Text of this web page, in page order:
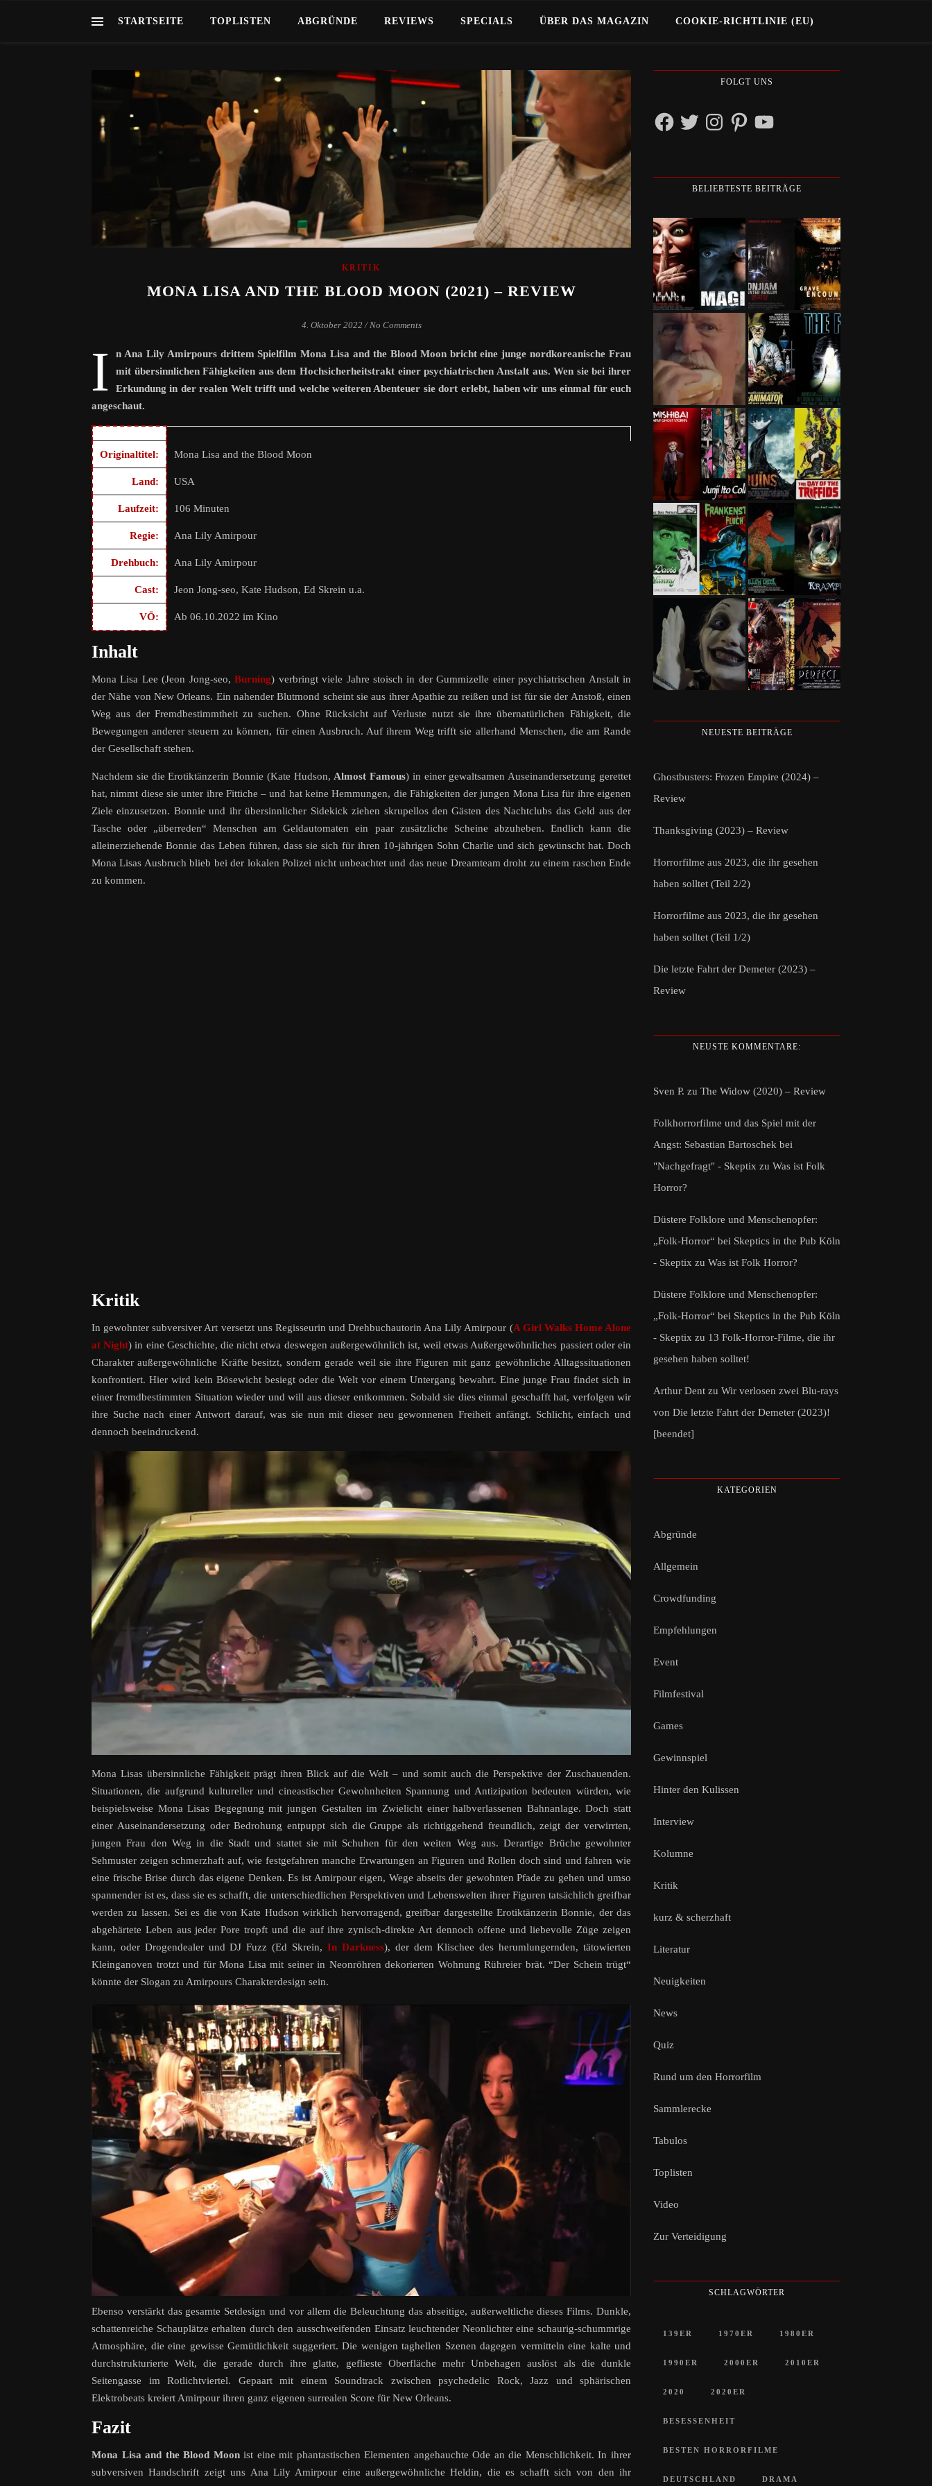
STARTSEITE TOPLISTEN ABGRÜNDE REVIEWS SPECIALS ÜBER DAS MAGAZIN COOKIE-RICHTLINIE (EU)
KRITIK
MONA LISA AND THE BLOOD MOON (2021) – REVIEW
4. Oktober 2022 / No Comments
I
n Ana Lily Amirpours drittem Spielfilm Mona Lisa and the Blood Moon bricht eine junge nordkoreanische Frau
mit übersinnlichen Fähigkeiten aus dem Hochsicherheitstrakt einer psychiatrischen Anstalt aus. Wen sie bei ihrer
Erkundung in der realen Welt trifft und welche weiteren Abenteuer sie dort erlebt, haben wir uns einmal für euch
angeschaut.
Originaltitel: Mona Lisa and the Blood Moon
Land: USA
Laufzeit: 106 Minuten
Regie: Ana Lily Amirpour
Drehbuch: Ana Lily Amirpour
Cast: Jeon Jong-seo, Kate Hudson, Ed Skrein u.a.
VÖ: Ab 06.10.2022 im Kino
Inhalt
Mona Lisa Lee (Jeon Jong-seo,Burning) verbringt viele Jahre stoisch in der Gummizelle einer psychiatrischen Anstalt in
der Nähe von New Orleans. Ein nahender Blutmond scheint sie aus ihrer Apathie zu reißen und ist für sie der Anstoß, einen
Weg aus der Fremdbestimmtheit zu suchen. Ohne Rücksicht auf Verluste nutzt sie ihre übernatürlichen Fähigkeit, die
Bewegungen anderer steuern zu können, für einen Ausbruch. Auf ihrem Weg trifft sie allerhand Menschen, die am Rande
der Gesellschaft stehen.
Nachdem sie die Erotiktänzerin Bonnie (Kate Hudson,Almost Famous) in einer gewaltsamen Auseinandersetzung gerettet
hat, nimmt diese sie unter ihre Fittiche – und hat keine Hemmungen, die Fähigkeiten der jungen Mona Lisa für ihre eigenen
Ziele einzusetzen. Bonnie und ihr übersinnlicher Sidekick ziehen skrupellos den Gästen des Nachtclubs das Geld aus der
Tasche oder „überreden“ Menschen am Geldautomaten ein paar zusätzliche Scheine abzuheben. Endlich kann die
alleinerziehende Bonnie das Leben führen, dass sie sich für ihren 10-jährigen Sohn Charlie und sich gewünscht hat. Doch
Mona Lisas Ausbruch blieb bei der lokalen Polizei nicht unbeachtet und das neue Dreamteam droht zu einem raschen Ende
zu kommen.
Kritik
In gewohnter subversiver Art versetzt uns Regisseurin und Drehbuchautorin Ana Lily Amirpour (A Girl Walks Home Alone
at Night) in eine Geschichte, die nicht etwa deswegen außergewöhnlich ist, weil etwas Außergewöhnliches passiert oder ein
Charakter außergewöhnliche Kräfte besitzt, sondern gerade weil sie ihre Figuren mit ganz gewöhnliche Alltagssituationen
konfrontiert. Hier wird kein Bösewicht besiegt oder die Welt vor einem Untergang bewahrt. Eine junge Frau findet sich in
einer fremdbestimmten Situation wieder und will aus dieser entkommen. Sobald sie dies einmal geschafft hat, verfolgen wir
ihre Suche nach einer Antwort darauf, was sie nun mit dieser neu gewonnenen Freiheit anfängt. Schlicht, einfach und
dennoch beeindruckend.
Mona Lisas übersinnliche Fähigkeit prägt ihren Blick auf die Welt – und somit auch die Perspektive der Zuschauenden.
Situationen, die aufgrund kultureller und cineastischer Gewohnheiten Spannung und Antizipation bedeuten würden, wie
beispielsweise Mona Lisas Begegnung mit jungen Gestalten im Zwielicht einer halbverlassenen Bahnanlage. Doch statt
einer Auseinandersetzung oder Bedrohung entpuppt sich die Gruppe als richtiggehend freundlich, zeigt der verwirrten,
jungen Frau den Weg in die Stadt und stattet sie mit Schuhen für den weiten Weg aus. Derartige Brüche gewohnter
Sehmuster zeigen schmerzhaft auf, wie festgefahren manche Erwartungen an Figuren und Rollen doch sind und fahren wie
eine frische Brise durch das eigene Denken. Es ist Amirpour eigen, Wege abseits der gewohnten Pfade zu gehen und umso
spannender ist es, dass sie es schafft, die unterschiedlichen Perspektiven und Lebenswelten ihrer Figuren tatsächlich greifbar
werden zu lassen. Sei es die von Kate Hudson wirklich hervorragend, greifbar dargestellte Erotiktänzerin Bonnie, der das
abgehärtete Leben aus jeder Pore tropft und die auf ihre zynisch-direkte Art dennoch offene und liebevolle Züge zeigen
kann, oder Drogendealer und DJ Fuzz (Ed Skrein, In Darkness), der dem Klischee des herumlungernden, tätowierten
Kleinganoven trotzt und für Mona Lisa mit seiner in Neonröhren dekorierten Wohnung Rühreier brät. “Der Schein trügt“
könnte der Slogan zu Amirpours Charakterdesign sein.
Ebenso verstärkt das gesamte Setdesign und vor allem die Beleuchtung das abseitige, außerweltliche dieses Films. Dunkle,
schattenreiche Schauplätze erhalten durch den ausschweifenden Einsatz leuchtender Neonlichter eine schaurig-schummrige
Atmosphäre, die eine gewisse Gemütlichkeit suggeriert. Die wenigen taghellen Szenen dagegen vermitteln eine kalte und
durchstrukturierte Welt, die gerade durch ihre glatte, geflieste Oberfläche mehr Unbehagen auslöst als die dunkle
Seitengasse im Rotlichtviertel. Gepaart mit einem Soundtrack zwischen psychedelic Rock, Jazz und sphärischen
Elektrobeats kreiert Amirpour ihren ganz eigenen surrealen Score für New Orleans.
Fazit
Mona Lisa and the Blood Moonist eine mit phantastischen Elementen angehauchte Ode an die Menschlichkeit. In ihrer
subversiven Handschrift zeigt uns Ana Lily Amirpour eine außergewöhnliche Heldin, die es schafft sich von den ihr
FOLGT UNS
FacebookTwitterInstagramPinterestYouTube
BELIEBTESTE BEITRÄGE
NEUESTE BEITRÄGE
Ghostbusters: Frozen Empire (2024) –
Review
Thanksgiving (2023) – Review
Horrorfilme aus 2023, die ihr gesehen
haben solltet (Teil 2/2)
Horrorfilme aus 2023, die ihr gesehen
haben solltet (Teil 1/2)
Die letzte Fahrt der Demeter (2023) –
Review
NEUSTE KOMMENTARE:
Sven P. zu The Widow (2020) – Review
Folkhorrorfilme und das Spiel mit der
Angst: Sebastian Bartoschek bei
"Nachgefragt" - Skeptix zu Was ist Folk
Horror?
Düstere Folklore und Menschenopfer:
„Folk-Horror“ bei Skeptics in the Pub Köln
- Skeptix zu Was ist Folk Horror?
Düstere Folklore und Menschenopfer:
„Folk-Horror“ bei Skeptics in the Pub Köln
- Skeptix zu 13 Folk-Horror-Filme, die ihr
gesehen haben solltet!
Arthur Dent zu Wir verlosen zwei Blu-rays
von Die letzte Fahrt der Demeter (2023)!
[beendet]
KATEGORIEN
Abgründe
Allgemein
Crowdfunding
Empfehlungen
Event
Filmfestival
Games
Gewinnspiel
Hinter den Kulissen
Interview
Kolumne
Kritik
kurz & scherzhaft
Literatur
Neuigkeiten
News
Quiz
Rund um den Horrorfilm
Sammlerecke
Tabulos
Toplisten
Video
Zur Verteidigung
SCHLAGWÖRTER
139ER 1970ER 1980ER
1990ER 2000ER 2010ER
2020 2020ER
BESESSENHEIT
BESTEN HORRORFILME
DEUTSCHLAND DRAMA